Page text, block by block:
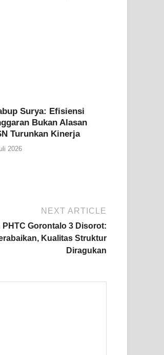
Surya: Efisiensi
Bukan Alasan
Turunkan Kinerja
2026
NEXT ARTICLE
PHTC Gorontalo 3 Disorot:
Kualitas Struktur
Diragukan